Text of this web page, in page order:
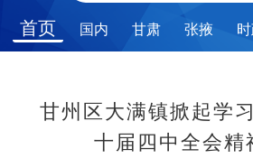
首页 国内 甘肃 张掖
甘州区大满镇掀起学
十届四中全会精